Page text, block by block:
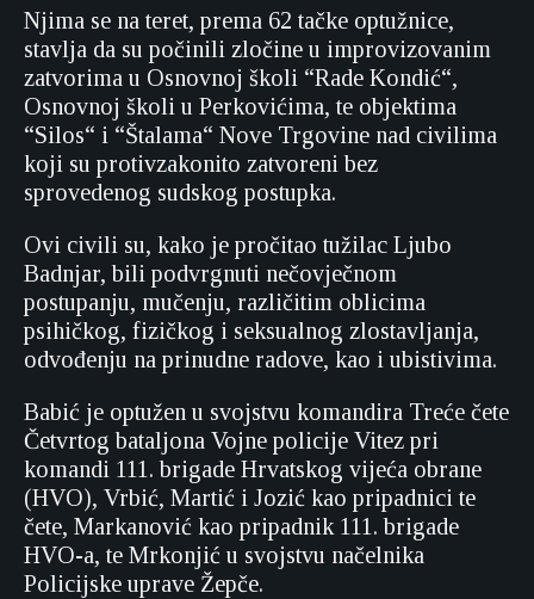
Njima se na teret, prema 62 tačke optužnice,
stavlja da su počinili zločine u improvizovanim
zatvorima u Osnovnoj školi “Rade Kondić“,
Osnovnoj školi u Perkovićima, te objektima
“Silos“ i “Štalama“ Nove Trgovine nad civilima
koji su protivzakonito zatvoreni bez
sprovedenog sudskog postupka.
Ovi civili su, kako je pročitao tužilac Ljubo
Badnjar, bili podvrgnuti nečovječnom
postupanju, mučenju, različitim oblicima
psihičkog, fizičkog i seksualnog zlostavljanja,
odvođenju na prinudne radove, kao i ubistivima.
Babić je optužen u svojstvu komandira Treće čete
Četvrtog bataljona Vojne policije Vitez pri
komandi 111. brigade Hrvatskog vijeća obrane
(HVO), Vrbić, Martić i Jozić kao pripadnici te
čete, Markanović kao pripadnik 111. brigade
HVO-a, te Mrkonjić u svojstvu načelnika
Policijske uprave Žepče.